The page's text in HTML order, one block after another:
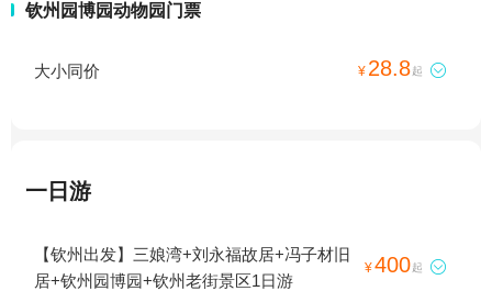
钦州园博园动物园门票
大小同价 ¥ 28.8起 
一日游
【钦州出发】三娘湾+刘永福故居+冯子材旧
居+钦州园博园+钦州老街景区1日游
¥400起 